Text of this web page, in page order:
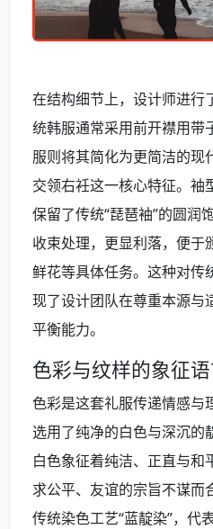
在结构细节上，设计师进行
统韩服通常采用前开襟用带
服则将其简化为更简洁的现
交领右衽这一核心特征。袖
保留了传统“琵琶袖”的圆润
收束处理，更显利落，便于
鲜花等具体任务。这种对传
现了设计团队在尊重本源与
平衡能力。
色彩与纹样的象征
色彩是这套礼服传递情感与
选用了纯净的白色与深沉的
白色象征着纯洁、正直与和
求公平、友谊的宗旨不谋而
传统染色工艺“蓝靛染”，代